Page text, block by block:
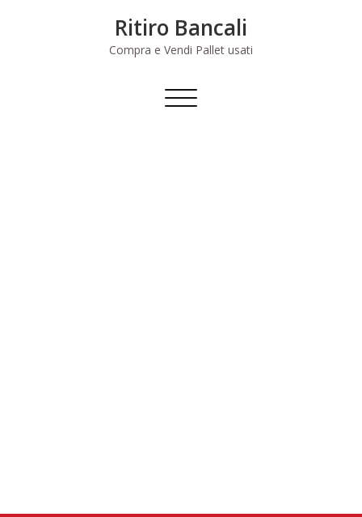
Ritiro Bancali
Compra e Vendi Pallet usati
Commuta